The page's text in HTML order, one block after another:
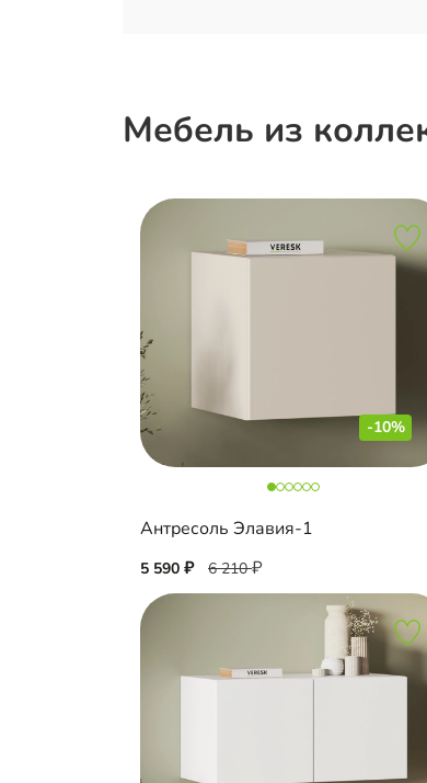
Мебель из
-10%
Антресоль Элавия-1
5 590 6 210